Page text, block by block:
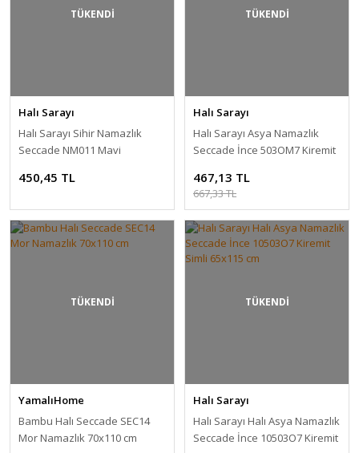
TÜKENDİ
Halı Sarayı
Halı Sarayı Sihir Namazlık
Seccade NM011 Mavi
450,45 TL
TÜKENDİ
Halı Sarayı
Halı Sarayı Asya Namazlık
Seccade İnce 503OM7 Kiremit
467,13 TL
667,33 TL
TÜKENDİ
YamalıHome
Bambu Halı Seccade SEC14
Mor Namazlık 70x110 cm
TÜKENDİ
Halı Sarayı
Halı Sarayı Halı Asya Namazlık
Seccade İnce 10503O7 Kiremit